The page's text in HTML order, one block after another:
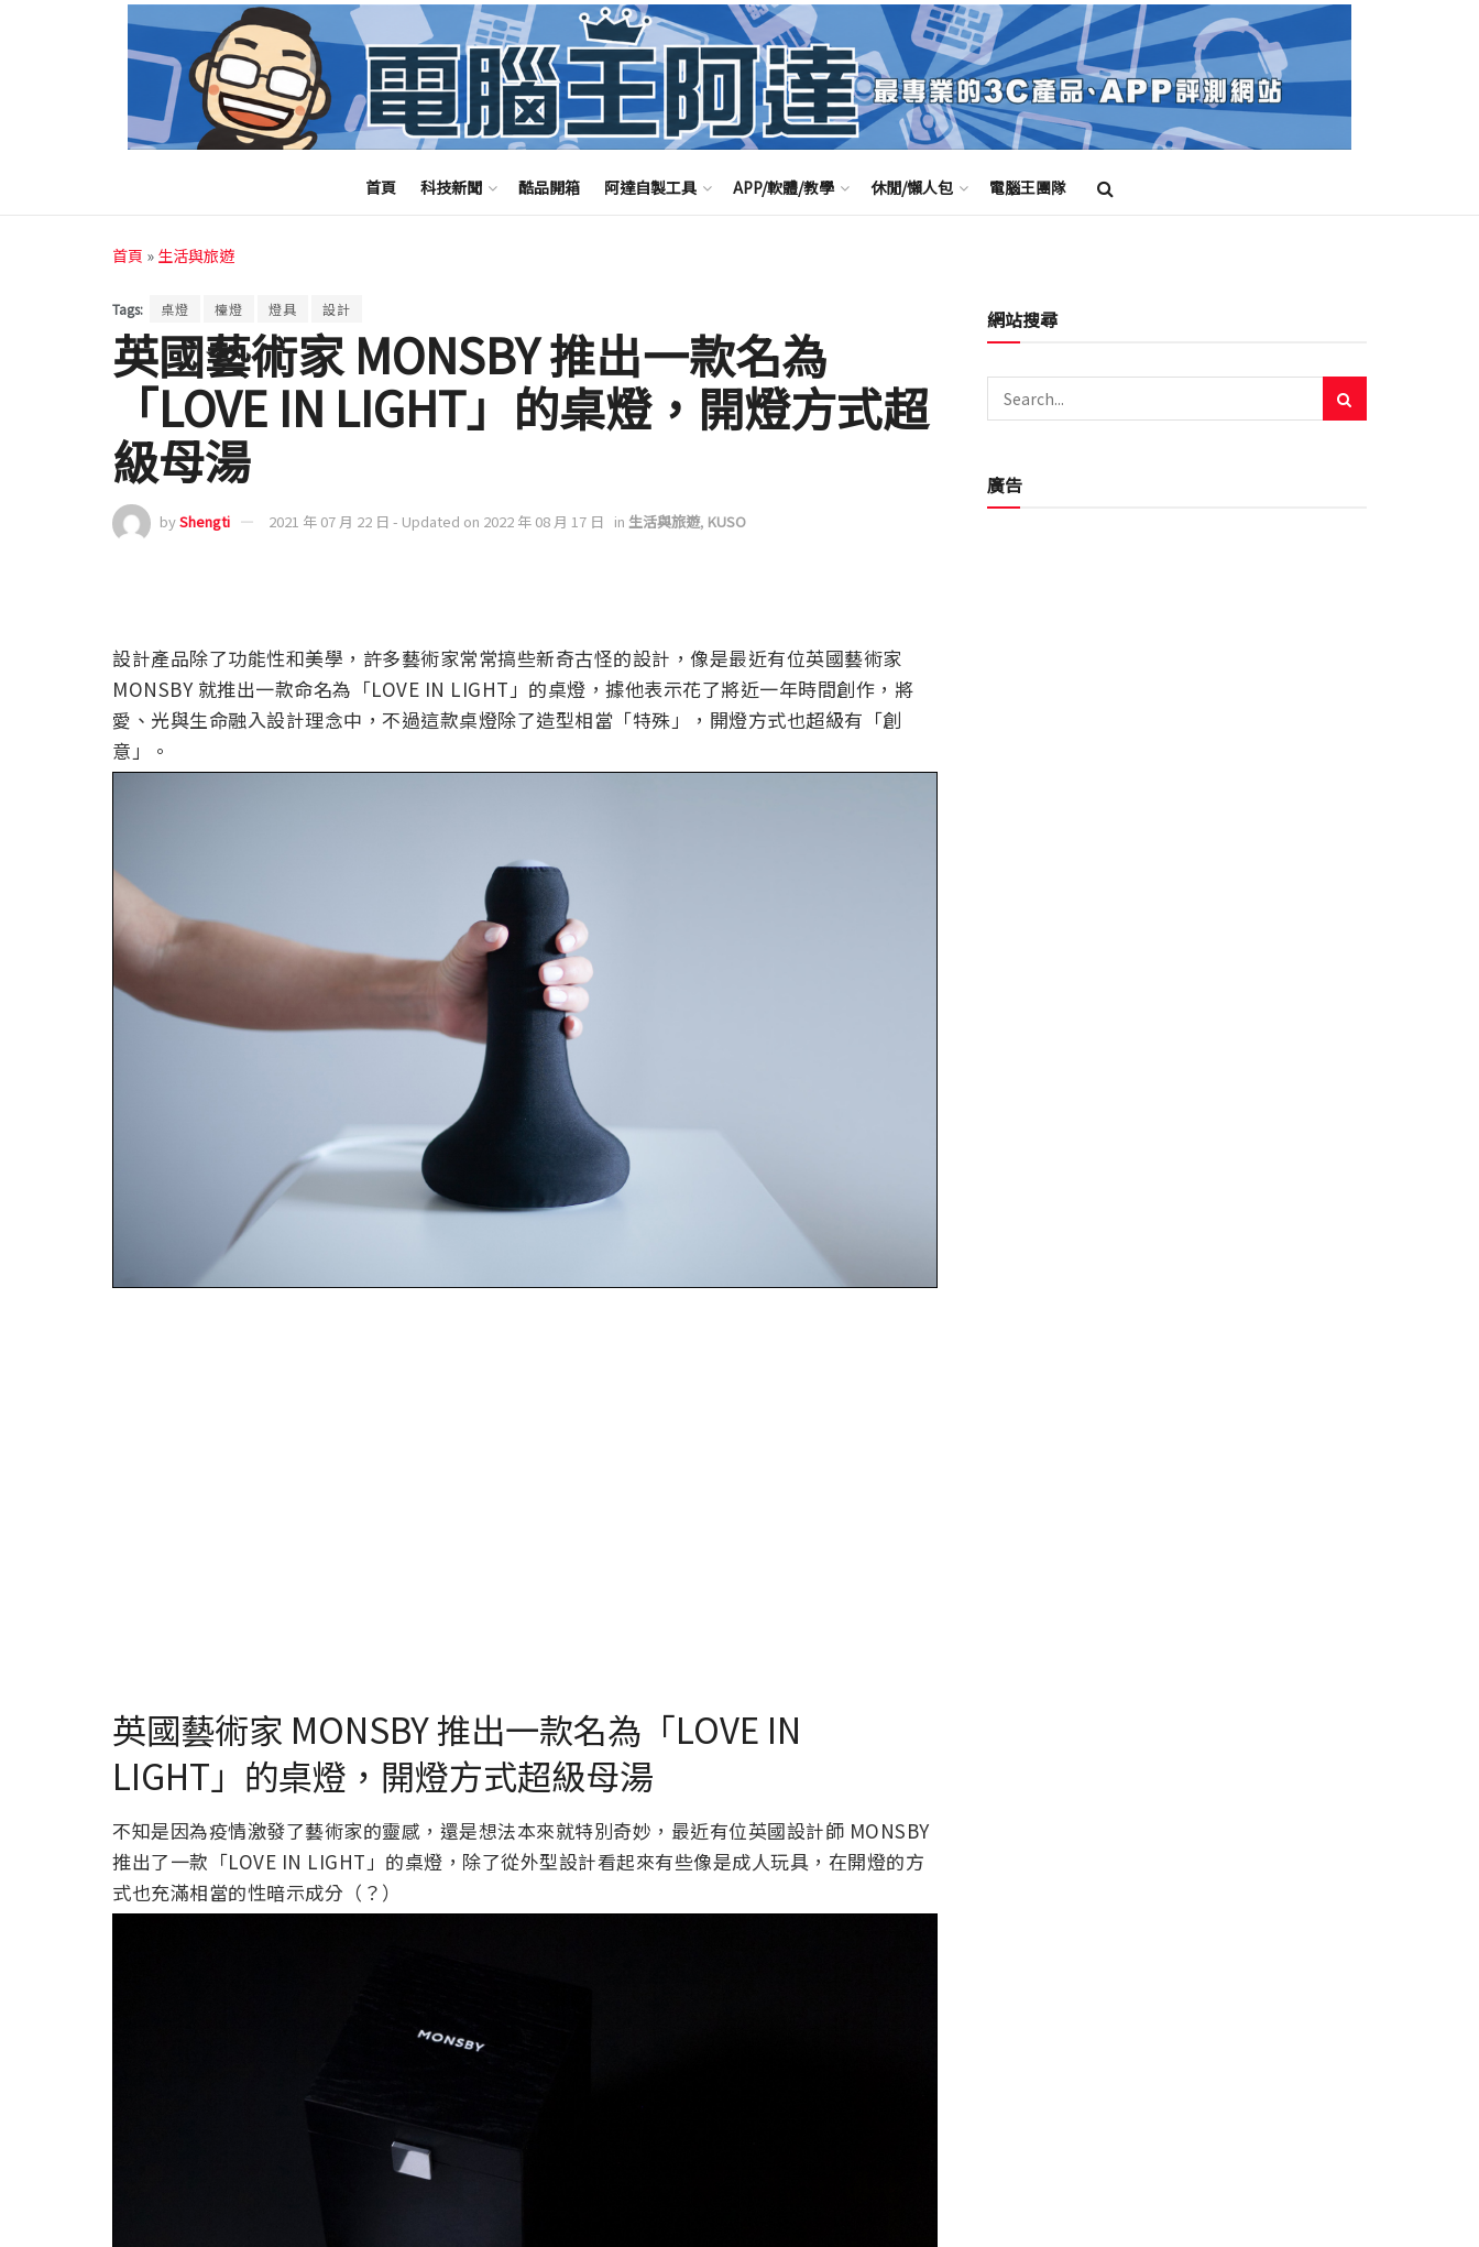
首頁 科技新聞 酷品開箱 阿達自製工具 APP/軟體/教學 休閒/懶人包 電腦王團隊
首頁 » 生活與旅遊
Tags: 桌燈 檯燈 燈具 設計
英國藝術家 MONSBY 推出一款名為
「LOVE IN LIGHT」的桌燈，開燈方式超
級母湯
byShengti 2021 年 07 月 22 日 - Updated on 2022 年 08 月 17 日 in 生活與旅遊, KUSO
設計產品除了功能性和美學，許多藝術家常常搞些新奇古怪的設計，像是最近有位英國藝術家
MONSBY 就推出一款命名為「LOVE IN LIGHT」的桌燈，據他表示花了將近一年時間創作，將
愛、光與生命融入設計理念中，不過這款桌燈除了造型相當「特殊」，開燈方式也超級有「創
意」。
英國藝術家 MONSBY 推出一款名為「LOVE IN
LIGHT」的桌燈，開燈方式超級母湯
不知是因為疫情激發了藝術家的靈感，還是想法本來就特別奇妙，最近有位英國設計師 MONSBY
推出了一款「LOVE IN LIGHT」的桌燈，除了從外型設計看起來有些像是成人玩具，在開燈的方
式也充滿相當的性暗示成分（？）
網站搜尋
廣告